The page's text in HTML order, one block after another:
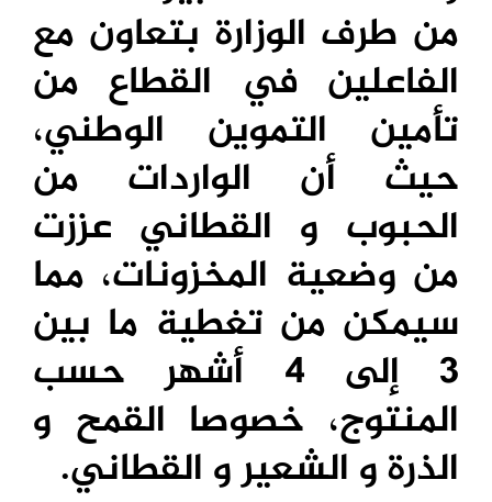
من طرف الوزارة بتعاون مع
الفاعلين في القطاع من
تأمين التموين الوطني،
حيث أن الواردات من
الحبوب و القطاني عززت
من وضعية المخزونات، مما
سيمكن من تغطية ما بين
3 إلى 4 أشهر حسب
المنتوج، خصوصا القمح و
الذرة و الشعير و القطاني.